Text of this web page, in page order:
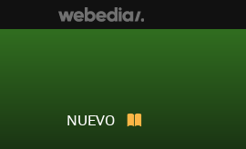
NUEVO